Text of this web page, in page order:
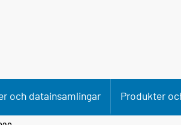
och datainsamlingar Produkter